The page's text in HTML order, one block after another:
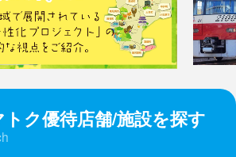
ク優待店舗/施設を探す